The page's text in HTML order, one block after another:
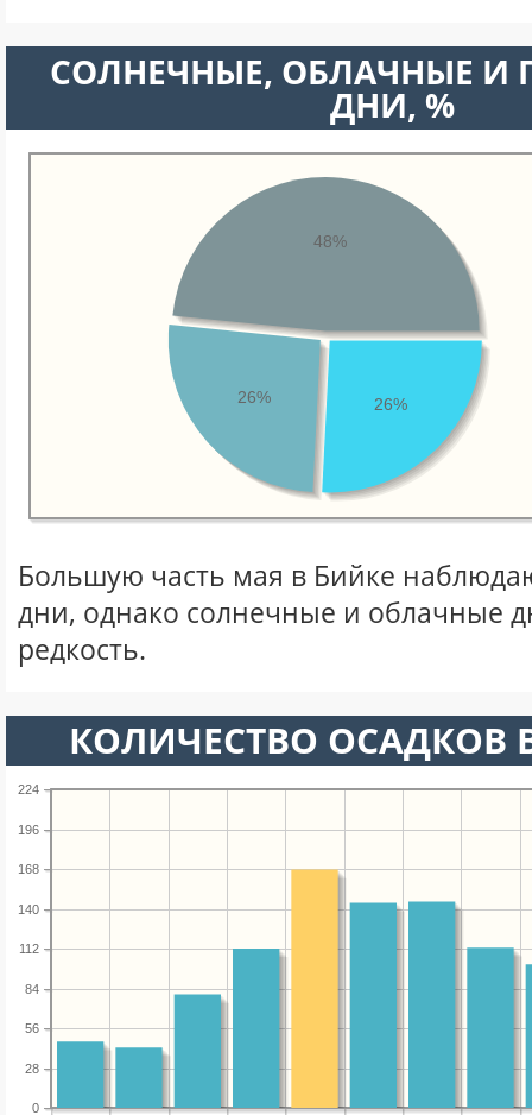
CОЛНЕЧНЫЕ, ОБЛАЧНЫЕ И
ДНИ, %
26%
26%
48%
Большую часть мая в Бийке
дни, однако солнечные и облачные
редкость.
КОЛИЧЕСТВО ОСАДКОВ
0
28
56
84
112
140
168
196
224